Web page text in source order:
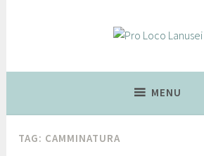
MENU
TAG: CAMMINATURA